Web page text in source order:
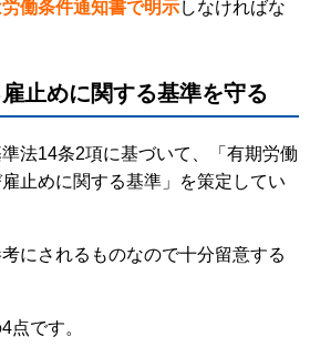
働条件通知書で明示しなければな
止めに関する基準を守る
法14条2項に基づいて、「有期労働
止めに関する基準」を策定してい
にされるものなので十分留意する
点です。